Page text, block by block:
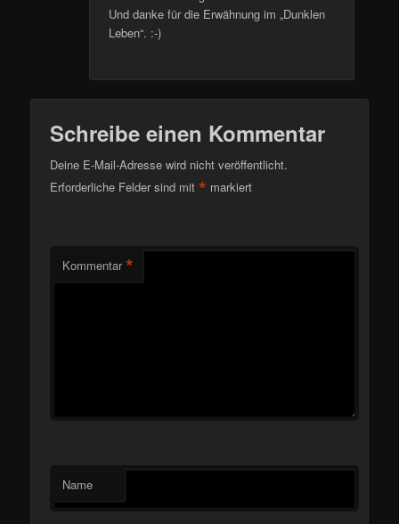
Und danke für die Erwähnung im „Dunklen
Leben“. :-)
Schreibe einen Kommentar
Deine E-Mail-Adresse wird nicht veröffentlicht.
Erforderliche Felder sind mit* markiert
Kommentar *
Name